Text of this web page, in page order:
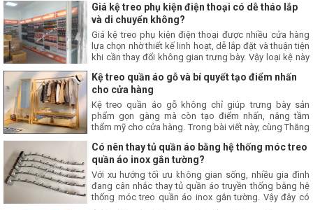
Giá kệ treo phụ kiện điện thoại có dễ tháo lắp
và di chuyển không?
Giá kệ treo phụ kiện điện thoại được nhiều cửa hàng
lựa chọn nhờ thiết kế linh hoạt, dễ lắp đặt và thuận tiện
khi cần thay đổi không gian trưng bày. Vậy loại kệ này
Long tìm hiểu ngay trong bài viết này nhé.
Kệ treo quần áo gỗ và bí quyết tạo điểm nhấn
cho cửa hàng
Kệ treo quần áo gỗ không chỉ giúp trưng bày sản
phẩm gọn gàng mà còn tạo điểm nhấn, nâng tầm
thẩm mỹ cho cửa hàng. Trong bài viết này, cùng Thăng
xây dựng không gian mua sắm chuyên nghiệp, thu hút
khách hàng.
Có nên thay tủ quần áo bằng hệ thống móc treo
quần áo inox gắn tường?
Với xu hướng tối ưu không gian sống, nhiều gia đình
đang cân nhắc thay tủ quần áo truyền thống bằng hệ
thống móc treo quần áo inox gắn tường. Vậy đây có